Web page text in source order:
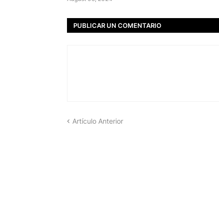
PUBLICAR UN COMENTARIO
Artículo Anterior